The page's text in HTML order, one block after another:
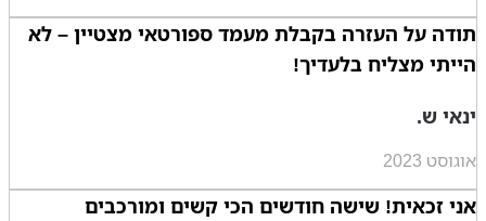
תודה על העזרה בקבלת מעמד ספורטאי מצטיין – לא
הייתי מצליח בלעדיך!
ינאי ש.
אוגוסט 2023
אני זכאית! שישה חודשים הכי קשים ומורכבים